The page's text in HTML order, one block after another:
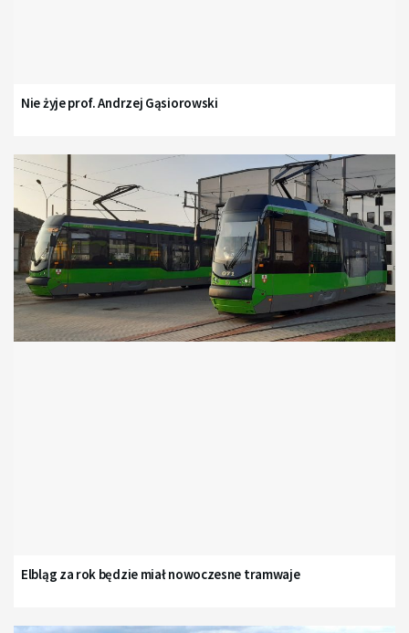
Nie żyje prof. Andrzej Gąsiorowski
Elbląg za rok będzie miał nowoczesne tramwaje